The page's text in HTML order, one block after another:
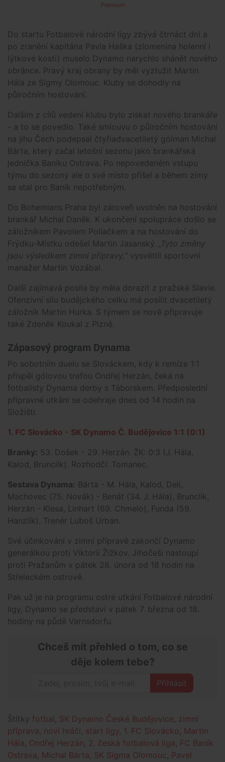
Premium
Do startu Fotbalové národní ligy zbývá čtrnáct dní a
po zranění kapitána Pavla Haška (zlomenina holenní i
lýtkové kosti) muselo Dynamo narychlo shánět nového
obránce. Pravý kraj obrany by měl vyztužit Martin
Hála ze Sigmy Olomouc. Kluby se dohodly na
půlročním hostování.
Dalším z cílů vedení klubu bylo získat nového brankáře
- a to se povedlo. Také smlouvu o půlročním hostování
na jihu Čech podepsal čtyřiadvacetiletý gólman Michal
Bárta, který začal letošní sezonu jako brankářská
jednička Baníku Ostrava. Po nepovedeném vstupu
týmu do sezony ale o své místo přišel a během zimy
se stal pro Baník nepotřebným.
Do Bohemians Praha byl zároveň uvolněn na hostování
brankář Michal Daněk. K ukončení spolupráce došlo se
záložníkem Pavolem Poliačkem a na hostování do
Frýdku-Místku odešel Martin Jasanský.
„Tyto změny
jsou výsledkem zimní přípravy,“ vysvětlil sportovní
manažer Martin Vozábal.
Další zajímavá posila by měla dorazit z pražské Slavie.
Ofenzivní sílu budějckého celku má posílit dvacetiletý
záložník Martin Hurka. S týmem se nově připravuje
také Zdeněk Koukal z Plzně.
Zápasový program Dynama
Po sobotním duelu se Slováckem, kdy k remíze 1:1
přispěl gólovou trefou Ondřej Herzán, čeká na
fotbalisty Dynama derby s Táborskem. Předposlední
přípravné utkání se odehraje dnes od 14 hodin na
Složišti.
1. FC Slovácko - SK Dynamo Č. Budějovice 1:1 (0:1)
Branky: 53. Došek - 29. Herzán. ŽK: 0:3 (J. Hála,
Kalod, Brunclík). Rozhodčí: Tomanec.
Sestava Dynama: Bárta - M. Hála, Kalod, Deli,
Machovec (75. Novák) - Benát (34. J. Hála), Brunclík,
Herzán - Klesa, Linhart (69. Chmelo), Funda (59.
Hanzlík). Trenér Luboš Urban.
Své účinkování v zimní přípravě zakončí Dynamo
generálkou proti Viktorii Žižkov. Jihočeši nastoupí
proti Pražanům v pátek 28. února od 18 hodin na
Střeleckém ostrově.
Pak už je na programu ostré utkání Fotbalové národní
ligy, Dynamo se představí v pátek 7. března od 18.
hodiny na půdě Varnsdorfu.
Chceš mít přehled o tom, co se
děje kolem tebe?
Přihlásit
Štítky fotbal SK Dynamo České Budějovice zimní
příprava noví hráči start ligy 1. FC Slovácko
Martin
Hála Ondřej Herzán 2. česká fotbalová liga FC Baník
Ostrava Michal Bárta SK Sigma Olomouc Pavel